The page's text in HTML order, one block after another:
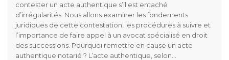
contester un acte authentique s’il est entaché
d’irrégularités. Nous allons examiner les fondements
juridiques de cette contestation, les procédures à suivre et
l’importance de faire appel à un avocat spécialisé en droit
des successions. Pourquoi remettre en cause un acte
authentique notarié ? L’acte authentique, selon…